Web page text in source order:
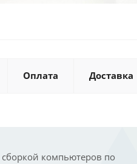
Оплата Доставка
компьютеров по